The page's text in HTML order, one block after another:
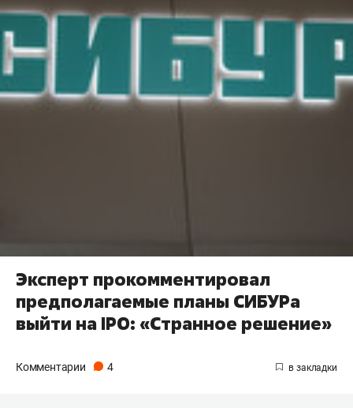
Эксперт прокомментировал
предполагаемые планы СИБУРа
выйти на IPO: «Странное решение»
Комментарии 4